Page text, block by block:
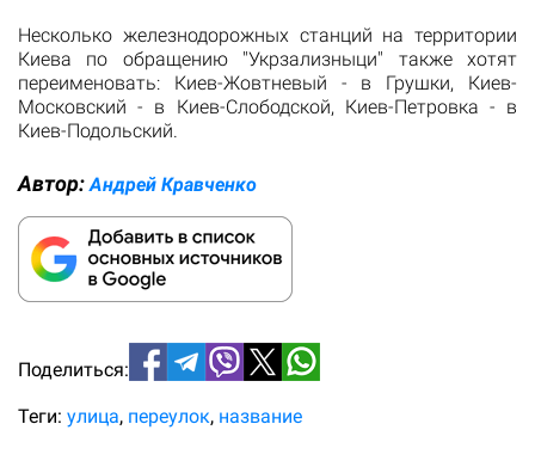
Несколько железнодорожных станций на территории
Киева по обращению "Укрзализныци" также хотят
переименовать: Киев-Жовтневый - в Грушки, Киев-
Московский - в Киев-Слободской, Киев-Петровка - в
Киев-Подольский.
Автор: Андрей Кравченко
Поделиться:
Теги: улица переулок название